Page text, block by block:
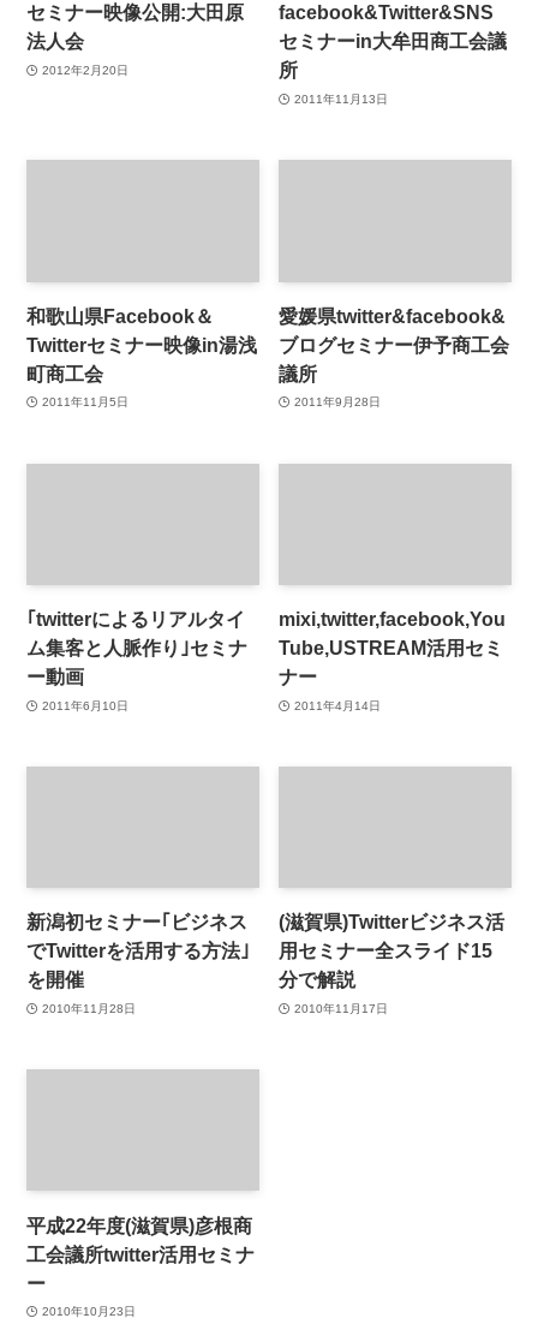
セミナー映像公開:大田原
法人会
2012年2月20日
facebook&Twitter&SNS
セミナーin大牟田商工会議
所
2011年11月13日
和歌山県Facebook＆
Twitterセミナー映像in湯浅
町商工会
2011年11月5日
愛媛県twitter&facebook&
ブログセミナー伊予商工会
議所
2011年9月28日
｢twitterによるリアルタイ
ム集客と人脈作り｣セミナ
ー動画
2011年6月10日
mixi,twitter,facebook,You
Tube,USTREAM活用セミ
ナー
2011年4月14日
新潟初セミナー｢ビジネス
でTwitterを活用する方法｣
を開催
2010年11月28日
(滋賀県)Twitterビジネス活
用セミナー全スライド15
分で解説
2010年11月17日
平成22年度(滋賀県)彦根商
工会議所twitter活用セミナ
ー
2010年10月23日